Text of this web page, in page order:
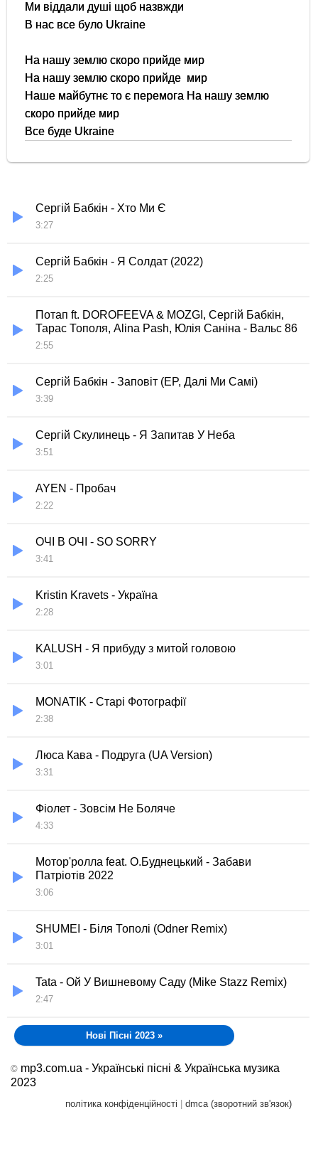
Ми віддали душі щоб назвжди
В нас все було Ukraine
На нашу землю скоро прийде мир
На нашу землю скоро прийде мир
Наше майбутнє то є перемога На нашу землю
скоро прийде мир
Все буде Ukraine
Сергій Бабкін - Хто Ми Є
3:27
Сергій Бабкін - Я Солдат (2022)
2:25
Потап ft. DOROFEEVA & MOZGI, Сергій Бабкін,
Тарас Тополя, Alina Pash, Юлія Саніна - Вальс 86
2:55
Сергій Бабкін - Заповіт (EP, Далі Ми Самі)
3:39
Сергій Скулинець - Я Запитав У Неба
3:51
AYEN - Пробач
2:22
ОЧІ В ОЧІ - SO SORRY
3:41
Kristin Kravets - Україна
2:28
KALUSH - Я прибуду з митой головою
3:01
MONATIK - Старі Фотографії
2:38
Люса Кава - Подруга (UA Version)
3:31
Фіолет - Зовсім Не Боляче
4:33
Мотор'ролла feat. О.Буднецький - Забави
Патріотів 2022
3:06
SHUMEI - Біля Тополі (Odner Remix)
3:01
Tata - Ой У Вишневому Саду (Mike Stazz Remix)
2:47
Нові Пісні 2023 »
© mp3.com.ua - Українські пісні & Українська музика
2023
політика конфіденційності dmca (зворотний зв'язок)